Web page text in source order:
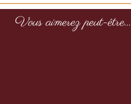
Vous aimerez peut-être…
Jus